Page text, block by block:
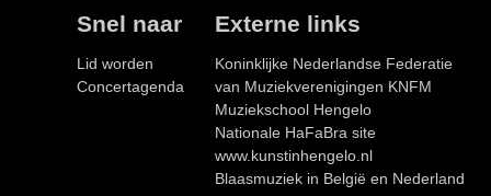
Snel naar
Lid worden
Concertagenda
Externe links
Koninklijke Nederlandse Federatie
van Muziekverenigingen KNFM
Muziekschool Hengelo
Nationale HaFaBra site
www.kunstinhengelo.nl
Blaasmuziek in België en Nederland